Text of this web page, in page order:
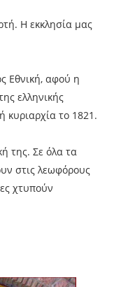
Η εκκλησία μας
Εθνική, αφού η
ελληνικής
κυριαρχία το 1821.
της. Σε όλα τα
στις λεωφόρους
χτυπούν